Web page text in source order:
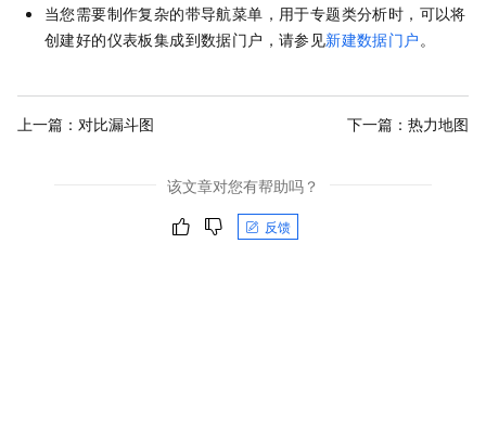
当您需要制作复杂的带导航菜单，用于专题类分析时，可以将
创建好的仪表板集成到数据门户，请参见新建数据门户 。
上一篇： 对比漏斗图 下一篇： 热力地图
该文章对您有帮助吗？
反馈